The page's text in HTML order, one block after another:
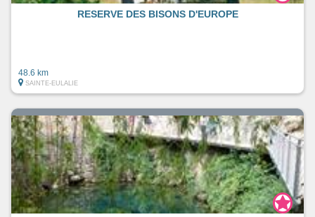
RESERVE DES BISONS D'EUROPE
48.6 km
SAINTE-EULALIE